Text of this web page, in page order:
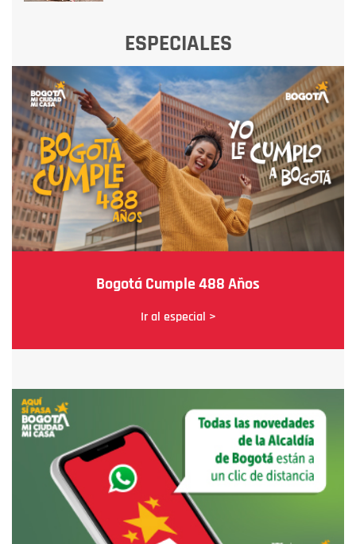
ESPECIALES
Bogotá Cumple 488 Años
Ir al especial >